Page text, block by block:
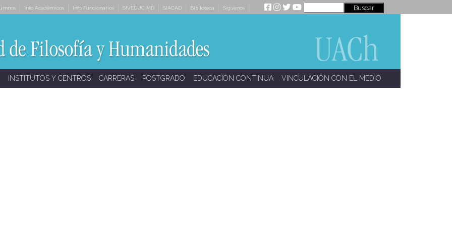
Info Académicos Info Funcionarios SIVEDUC MD SIACAD Biblioteca Síguenos
INSTITUTOS Y CENTROS CARRERAS POSTGRADO EDUCACIÓN CONTINUA VINCULACIÓN CON EL MEDIO